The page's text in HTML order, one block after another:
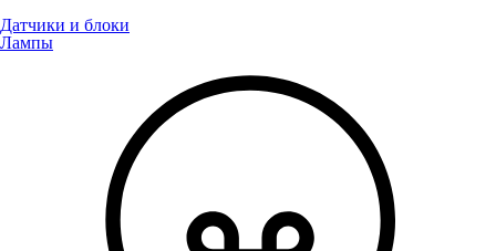
Датчики и блоки
Лампы